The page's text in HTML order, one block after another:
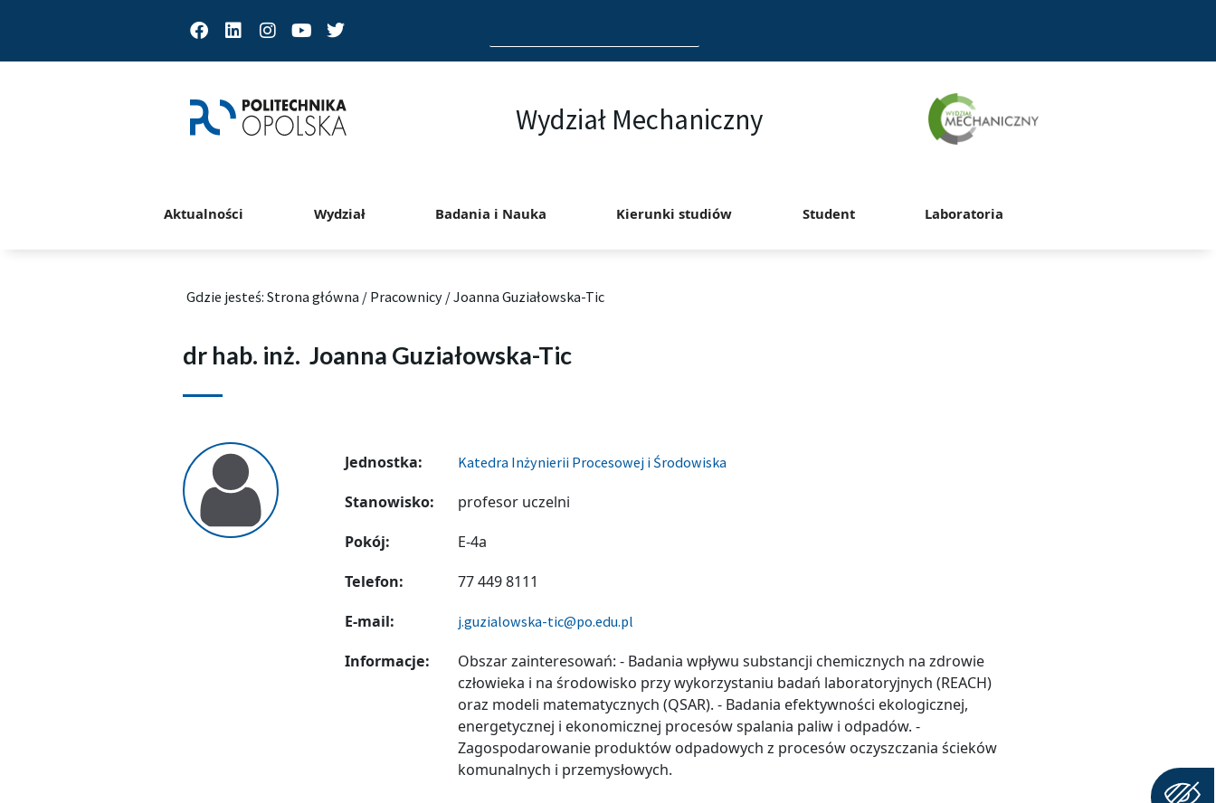
Facebook
LinkedinInstagram
YoutubeTwitter
for:
Wydział Mechaniczny
Aktualności Wydział Badania i Nauka Kierunki studiów Student Laboratoria
Gdzie jesteś: Strona główna / Pracownicy/Joanna Guziałowska-Tic
dr hab. inż. Joanna Guziałowska-Tic
Jednostka: Katedra Inżynierii Procesowej i Środowiska
Stanowisko:
profesor uczelni
Pokój:
E-4a
Telefon:
77 449 8111
E-mail:
j.guzialowska-tic@po.edu.pl
Informacje:
Obszar zainteresowań: - Badania wpływu substancji chemicznych na zdrowie
człowieka i na środowisko przy wykorzystaniu badań laboratoryjnych (REACH)
oraz modeli matematycznych (QSAR). - Badania efektywności ekologicznej,
energetycznej i ekonomicznej procesów spalania paliw i odpadów. -
Zagospodarowanie produktów odpadowych z procesów oczyszczania ścieków
komunalnych i przemysłowych.